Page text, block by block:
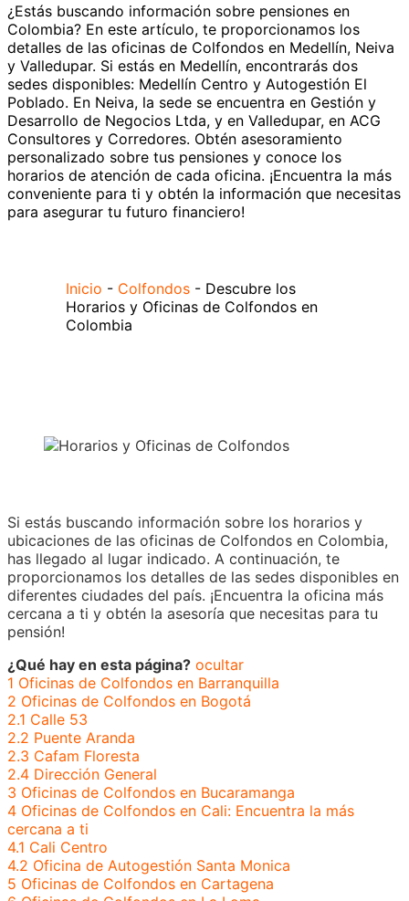
¿Estás buscando información sobre pensiones en
Colombia? En este artículo, te proporcionamos los
detalles de las oficinas de Colfondos en Medellín, Neiva
y Valledupar. Si estás en Medellín, encontrarás dos
sedes disponibles: Medellín Centro y Autogestión El
Poblado. En Neiva, la sede se encuentra en Gestión y
Desarrollo de Negocios Ltda, y en Valledupar, en ACG
Consultores y Corredores. Obtén asesoramiento
personalizado sobre tus pensiones y conoce los
horarios de atención de cada oficina. ¡Encuentra la más
conveniente para ti y obtén la información que necesitas
para asegurar tu futuro financiero!
Inicio - Colfondos - Descubre los
Horarios y Oficinas de Colfondos en
Colombia
Si estás buscando información sobre los horarios y
ubicaciones de las oficinas de Colfondos en Colombia,
has llegado al lugar indicado. A continuación, te
proporcionamos los detalles de las sedes disponibles en
diferentes ciudades del país. ¡Encuentra la oficina más
cercana a ti y obtén la asesoría que necesitas para tu
pensión!
¿Qué hay en esta página? ocultar
1 Oficinas de Colfondos en Barranquilla
2 Oficinas de Colfondos en Bogotá
2.1 Calle 53
2.2 Puente Aranda
2.3 Cafam Floresta
2.4 Dirección General
3 Oficinas de Colfondos en Bucaramanga
4 Oficinas de Colfondos en Cali: Encuentra la más
cercana a ti
4.1 Cali Centro
4.2 Oficina de Autogestión Santa Monica
5 Oficinas de Colfondos en Cartagena